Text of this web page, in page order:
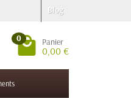
Blog
0 Panier
0,00 €